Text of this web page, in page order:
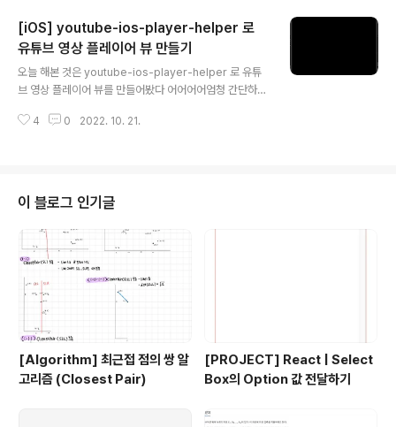
식 3. parameters : post 통신시 필요 4. encoding :
URL이기 때문에, URLEncoding 5. headers : json 형
식으로 받게끔 6. validate : 확인코드 7. responseJSO
N : 데이터 받는 부분 import Alamof..
[iOS] youtube-ios-player-helper 로
유튜브 영상 플레이어 뷰 만들기
오늘 해본 것은 youtube-ios-player-helper 로 유튜
브 영상 플레이어 뷰를 만들어봤다 어어어어엄청 간단하니
be_ios_player_helper 설치 - CocoaPods를 사용한
ayout 설정(영상 비율은 대부분 16:9) - CustomClass
이름을 YTPlayerView로 설정 - ViewController에 연
결 @IBOutlet weak var playerView: YTPlayerVie
w! - ..
4 0 2022. 10. 21.
이 블로그 인기글
[Algorithm] 최근접 점의 쌍 알
고리즘 (Closest Pair)
[PROJECT] React | Select
Box의 Option 값 전달하기